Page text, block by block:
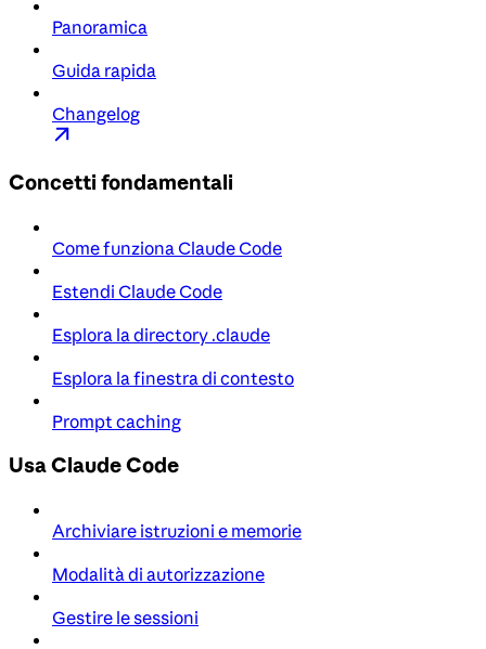
Panoramica
Guida rapida
Changelog
Concetti fondamentali
Come funziona Claude Code
Estendi Claude Code
Esplora la directory .claude
Esplora la finestra di contesto
Prompt caching
Usa Claude Code
Archiviare istruzioni e memorie
Modalità di autorizzazione
Gestire le sessioni